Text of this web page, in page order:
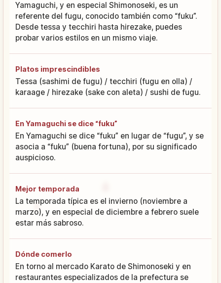
Yamaguchi, y en especial Shimonoseki, es un
referente del fugu, conocido también como “fuku”.
Desde tessa y tecchiri hasta hirezake, puedes
probar varios estilos en un mismo viaje.
Platos imprescindibles
Tessa (sashimi de fugu) / tecchiri (fugu en olla) /
karaage / hirezake (sake con aleta) / sushi de fugu.
En Yamaguchi se dice “fuku”
En Yamaguchi se dice “fuku” en lugar de “fugu”, y se
asocia a “fuku” (buena fortuna), por su significado
auspicioso.
Mejor temporada
La temporada típica es el invierno (noviembre a
marzo), y en especial de diciembre a febrero suele
estar más sabroso.
Dónde comerlo
En torno al mercado Karato de Shimonoseki y en
restaurantes especializados de la prefectura se